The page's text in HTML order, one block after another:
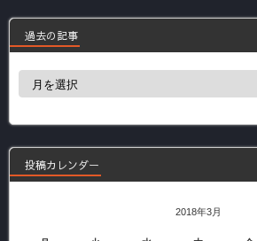
過去の記事
過
事
投稿カレンダー
2018年3月